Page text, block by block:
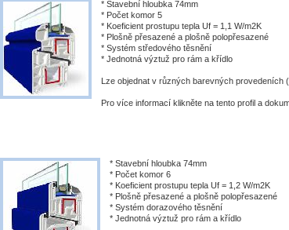
* Stavební hloubka 74mm
* Počet komor 5
* Koeficient prostupu tepla Uf = 1,1 W/m2K
* Plošně přesazené a plošně polopřesazené
* Systém středového těsnění
* Jednotná výztuž pro rám a křídlo
Lze objednat v různých barevných provedeních
Pro více informací klikněte na tento profil a
* Stavební hloubka 74mm
* Počet komor 6
* Koeficient prostupu tepla Uf = 1,2 W/m2K
* Plošně přesazené a plošně polopřesazené
* Systém dorazového těsnění
* Jednotná výztuž pro rám a křídlo